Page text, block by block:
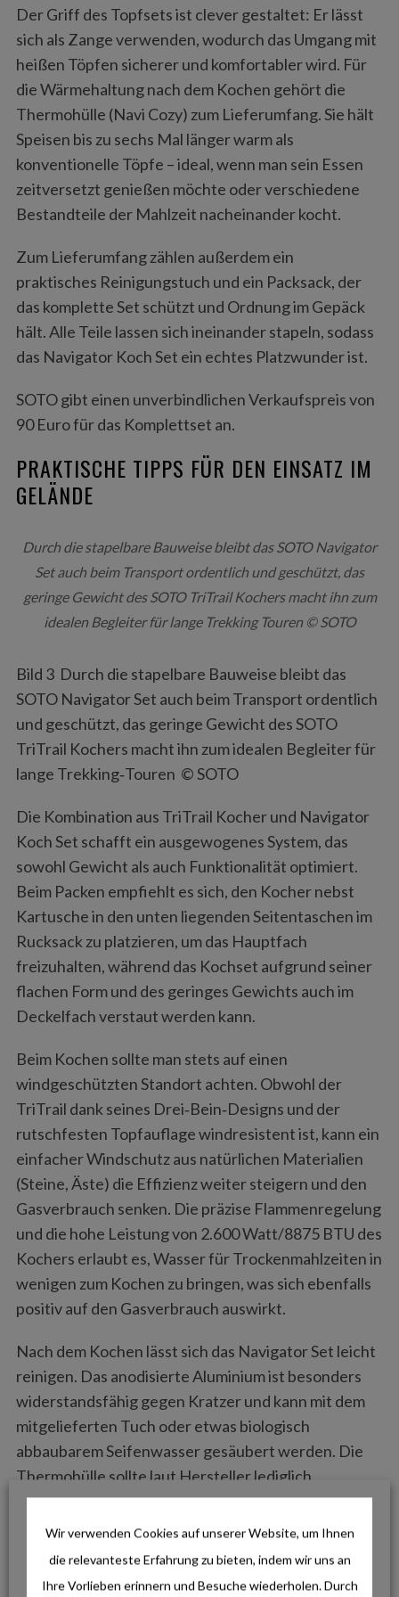
Der Griff des Topfsets ist clever gestaltet: Er lässt
sich als Zange verwenden, wodurch das Umgang mit
heißen Töpfen sicherer und komfortabler wird. Für
die Wärmehaltung nach dem Kochen gehört die
Thermohülle (Navi Cozy) zum Lieferumfang. Sie hält
Speisen bis zu sechs Mal länger warm als
konventionelle Töpfe – ideal, wenn man sein Essen
zeitversetzt genießen möchte oder verschiedene
Bestandteile der Mahlzeit nacheinander kocht.
Zum Lieferumfang zählen außerdem ein
praktisches Reinigungstuch und ein Packsack, der
das komplette Set schützt und Ordnung im Gepäck
hält. Alle Teile lassen sich ineinander stapeln, sodass
das Navigator Koch Set ein echtes Platzwunder ist.
SOTO gibt einen unverbindlichen Verkaufspreis von
90 Euro für das Komplettset an.
PRAKTISCHE TIPPS FÜR DEN EINSATZ IM
GELÄNDE
Durch die stapelbare Bauweise bleibt das SOTO Navigator
Set auch beim Transport ordentlich und geschützt, das
geringe Gewicht des SOTO TriTrail Kochers macht ihn zum
idealen Begleiter für lange Trekking Touren © SOTO
Bild 3 Durch die stapelbare Bauweise bleibt das
SOTO Navigator Set auch beim Transport ordentlich
und geschützt, das geringe Gewicht des SOTO
TriTrail Kochers macht ihn zum idealen Begleiter für
lange Trekking‑Touren © SOTO
Die Kombination aus TriTrail Kocher und Navigator
Koch Set schafft ein ausgewogenes System, das
sowohl Gewicht als auch Funktionalität optimiert.
Beim Packen empfiehlt es sich, den Kocher nebst
Kartusche in den unten liegenden Seitentaschen im
Rucksack zu platzieren, um das Hauptfach
freizuhalten, während das Kochset aufgrund seiner
flachen Form und des geringes Gewichts auch im
Deckelfach verstaut werden kann.
Beim Kochen sollte man stets auf einen
windgeschützten Standort achten. Obwohl der
TriTrail dank seines Drei‑Bein‑Designs und der
rutschfesten Topfauflage windresistent ist, kann ein
einfacher Windschutz aus natürlichen Materialien
(Steine, Äste) die Effizienz weiter steigern und den
Gasverbrauch senken. Die präzise Flammenregelung
und die hohe Leistung von 2.600 Watt/8875 BTU des
Kochers erlaubt es, Wasser für Trockenmahlzeiten in
wenigen zum Kochen zu bringen, was sich ebenfalls
positiv auf den Gasverbrauch auswirkt.
Nach dem Kochen lässt sich das Navigator Set leicht
reinigen. Das anodisierte Aluminium ist besonders
widerstandsfähig gegen Kratzer und kann mit dem
mitgelieferten Tuch oder etwas biologisch
abbaubarem Seifenwasser gesäubert werden. Die
Thermohülle sollte laut Hersteller lediglich
ausgeklopft und bei Bedarf mit einem feuchten Tuch
abgewischt werden, um ihre isolierenden
Eigenschaften zu erhalten.
S
e
a
h
f
o
r
Wir verwenden Cookies auf unserer Website, um Ihnen
die relevanteste Erfahrung zu bieten, indem wir uns an
Ihre Vorlieben erinnern und Besuche wiederholen. Durch